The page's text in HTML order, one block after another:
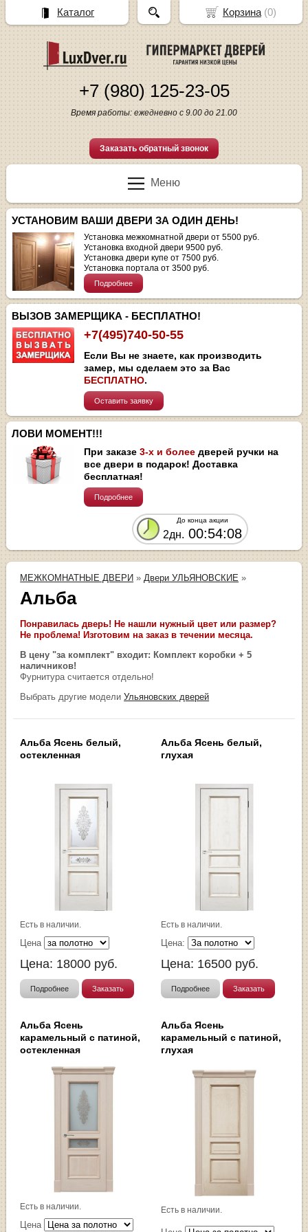
+7 (980) 125-23-05
Время работы: ежедневно с 9.00 до 21.00
Заказать обратный звонок
Меню
УСТАНОВИМ ВАШИ ДВЕРИ ЗА ОДИН ДЕНЬ!
Установка межкомнатной двери от 5500 руб.
Установка входной двери 9500 руб.
Установка двери купе от 7500 руб.
Установка портала от 3500 руб.
Подробнее
ВЫЗОВ ЗАМЕРЩИКА - БЕСПЛАТНО!
+7(495)740-50-55
Если Вы не знаете, как производить
замер, мы сделаем это за Вас
БЕСПЛАТНО.
Оставить заявку
ЛОВИ МОМЕНТ!!!
При заказе3-х и более дверей ручки на
все двери в подарок! Доставка
бесплатная!
Подробнее
До конца акции
2дн. 00:54:07
МЕЖКОМНАТНЫЕ ДВЕРИ » Двери УЛЬЯНОВСКИЕ »
Альба
Понравилась дверь! Не нашли нужный цвет или размер?
Не проблема! Изготовим на заказ в течении месяца.
В цену "за комплект" входит: Комплект коробки + 5
наличников!
Фурнитура считается отдельно!
Выбрать другие моделиУльяновских дверей
Альба Ясень белый,
остекленная
Есть в наличии.
Цена
Цена: 18000 руб.
Подробнее Заказать
Альба Ясень белый,
глухая
Есть в наличии.
Цена:
Цена: 16500 руб.
Подробнее Заказать
Альба Ясень
карамельный с патиной,
остекленная
Есть в наличии.
Цена
Альба Ясень
карамельный с патиной,
глухая
Есть в наличии.
Корзина(0)
Каталог